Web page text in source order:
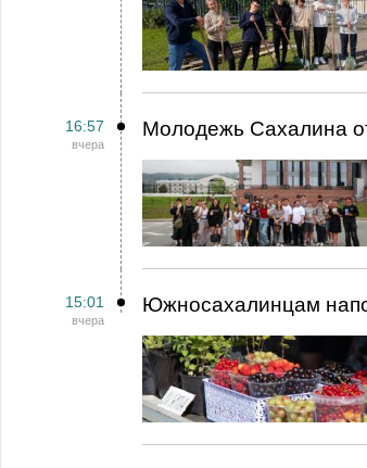
16:57
вчера
Молодежь Сахалина
15:01
вчера
Южносахалинцам